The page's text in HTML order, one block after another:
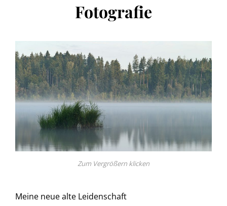
Fotografie
Zum Vergrößern klicken
Meine neue alte Leidenschaft